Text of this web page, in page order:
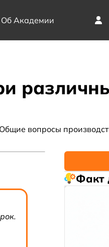
Об Академии
Общие вопросы
Факт